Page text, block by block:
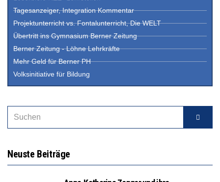
Tagesanzeiger, Integration Kommentar
Projektunterricht vs. Fontalunterricht, Die WELT
Übertritt ins Gymnasium Berner Zeitung
Berner Zeitung - Löhne Lehrkräfte
Mehr Geld für Berner PH
Volksinitiative für Bildung
Neuste Beiträge